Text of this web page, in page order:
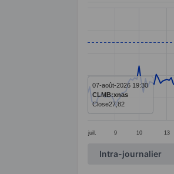
The chart has 1
juil. 9 10 13
07-août-2026 19:30
CLMB:xnas
Close27,82
End of interactive
Intra-journalier